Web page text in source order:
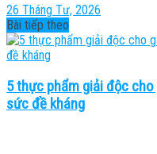
26 Tháng Tư, 2026
Bài tiếp theo
5 thực phẩm giải độc
sức đề kháng